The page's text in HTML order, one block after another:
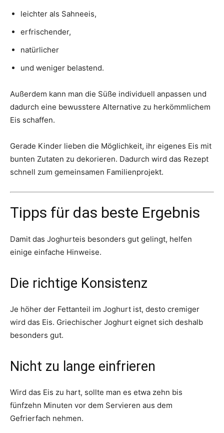
leichter als Sahneeis,
erfrischender,
natürlicher
und weniger belastend.
Außerdem kann man die Süße individuell anpassen und
dadurch eine bewusstere Alternative zu herkömmlichem
Eis schaffen.
Gerade Kinder lieben die Möglichkeit, ihr eigenes Eis mit
bunten Zutaten zu dekorieren. Dadurch wird das Rezept
schnell zum gemeinsamen Familienprojekt.
Tipps für das beste Ergebnis
Damit das Joghurteis besonders gut gelingt, helfen
einige einfache Hinweise.
Die richtige Konsistenz
Je höher der Fettanteil im Joghurt ist, desto cremiger
wird das Eis. Griechischer Joghurt eignet sich deshalb
besonders gut.
Nicht zu lange einfrieren
Wird das Eis zu hart, sollte man es etwa zehn bis
fünfzehn Minuten vor dem Servieren aus dem
Gefrierfach nehmen.